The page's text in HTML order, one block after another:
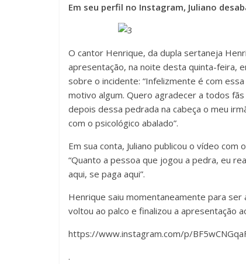
Em seu perfil no Instagram, Juliano
O cantor Henrique, da dupla sertaneja
apresentação, na noite desta quinta-feira,
sobre o incidente: “Infelizmente é com
motivo algum. Quero agradecer a todos
depois dessa pedrada na cabeça o meu
com o psicológico abalado”.
Em sua conta, Juliano publicou o vídeo
“Quanto a pessoa que jogou a pedra, eu
aqui, se paga aqui”.
Henrique saiu momentaneamente para
voltou ao palco e finalizou a apresentação
https://www.instagram.com/p/
.